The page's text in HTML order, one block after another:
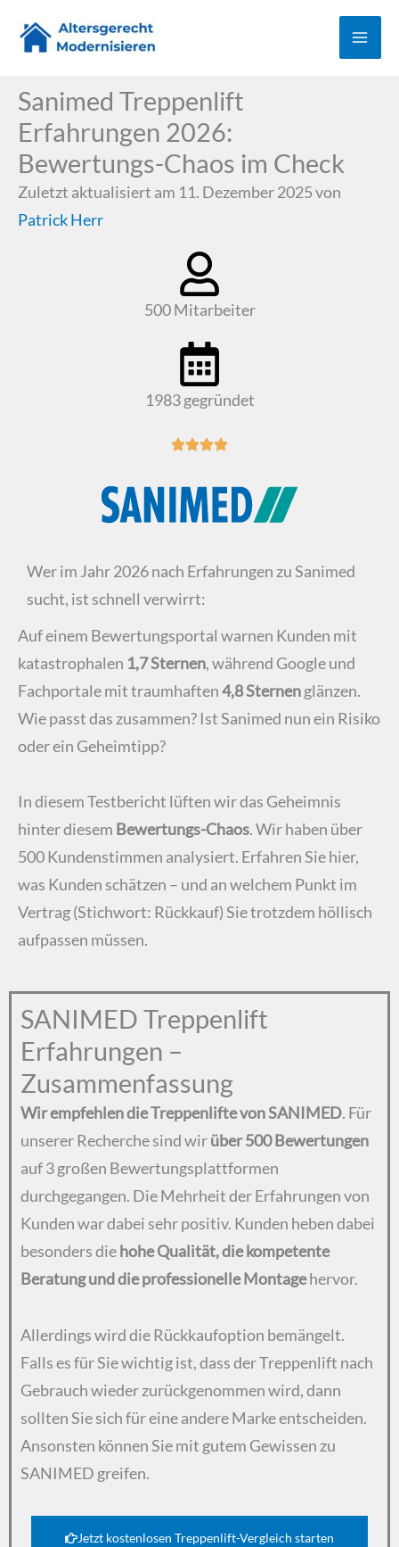
Inhalt
Sanimed Treppenlift
Erfahrungen 2026:
Bewertungs-Chaos im Check
Zuletzt aktualisiert am 11. Dezember 2025 von
Patrick Herr
500 Mitarbeiter
1983 gegründet
Wer im Jahr 2026 nach Erfahrungen zu Sanimed
sucht, ist schnell verwirrt:
Auf einem Bewertungsportal warnen Kunden mit
katastrophalen 1,7 Sternen, während Google und
Fachportale mit traumhaften4,8 Sternenglänzen.
Wie passt das zusammen? Ist Sanimed nun ein Risiko
oder ein Geheimtipp?
In diesem Testbericht lüften wir das Geheimnis
hinter diesem Bewertungs-Chaos. Wir haben über
500 Kundenstimmen analysiert. Erfahren Sie hier,
was Kunden schätzen – und an welchem Punkt im
Vertrag (Stichwort: Rückkauf) Sie trotzdem höllisch
aufpassen müssen.
SANIMED Treppenlift
Erfahrungen –
Zusammenfassung
Wir empfehlen die Treppenlifte von SANIMED. Für
unserer Recherche sind wirüber 500 Bewertungen
auf 3 großen Bewertungsplattformen
durchgegangen. Die Mehrheit der Erfahrungen von
Kunden war dabei sehr positiv. Kunden heben dabei
besonders diehohe Qualität, die kompetente
Beratung und die professionelle Montagehervor.
Allerdings wird die Rückkaufoption bemängelt.
Falls es für Sie wichtig ist, dass der Treppenlift nach
Gebrauch wieder zurückgenommen wird, dann
sollten Sie sich für eine andere Marke entscheiden.
Ansonsten können Sie mit gutem Gewissen zu
SANIMED greifen.
Jetzt kostenlosen Treppenlift-Vergleich starten